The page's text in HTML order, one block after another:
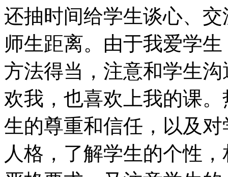
还抽时间给学生谈心、
师生距离。由于我爱学
方法得当，注意和学生
欢我，也喜欢上我的课
生的尊重和信任，以及
人格，了解学生的个性